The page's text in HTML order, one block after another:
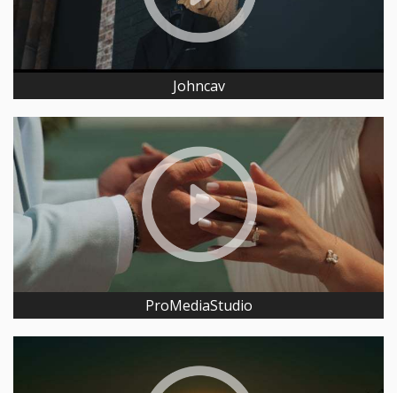
Johncav
ProMediaStudio